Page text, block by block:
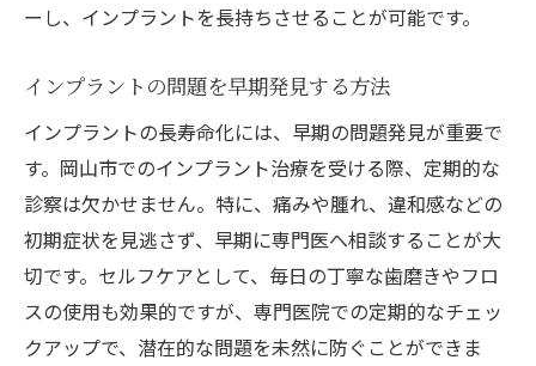
ーし、インプラントを長持ちさせることが可能です。
インプラントの問題を早期発見する方法
インプラントの長寿命化には、早期の問題発見が重要で
す。岡山市でのインプラント治療を受ける際、定期的な
診察は欠かせません。特に、痛みや腫れ、違和感などの
初期症状を見逃さず、早期に専門医へ相談することが大
切です。セルフケアとして、毎日の丁寧な歯磨きやフロ
スの使用も効果的ですが、専門医院での定期的なチェッ
クアップで、潜在的な問題を未然に防ぐことができま